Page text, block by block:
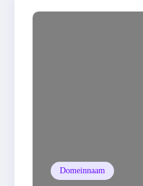
Domeinnaam